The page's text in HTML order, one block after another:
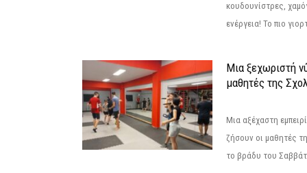
κουδουνίστρες,
ενέργεια! Το πιο
Μια ξεχωριστή
μαθητές της
Μια αξέχαστη
ζήσουν οι μαθητές
το βράδυ του